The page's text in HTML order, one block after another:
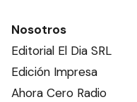
Nosotros
Editorial El Dia SRL
Edición Impresa
Ahora Cero Radio